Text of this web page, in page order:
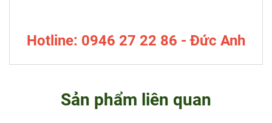
Hotline: 0946 27 22 86 - Đức Anh
Sản phẩm liên quan